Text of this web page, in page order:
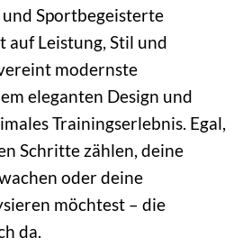
Sportbegeisterte
Leistung, Stil und
modernste
eleganten Design und
Trainingserlebnis. Egal,
Schritte zählen, deine
oder deine
möchtest – die
da.